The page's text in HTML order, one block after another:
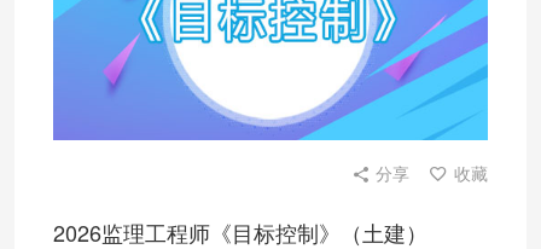
分享 收藏
2026监理工程师《目标控制》（土建）